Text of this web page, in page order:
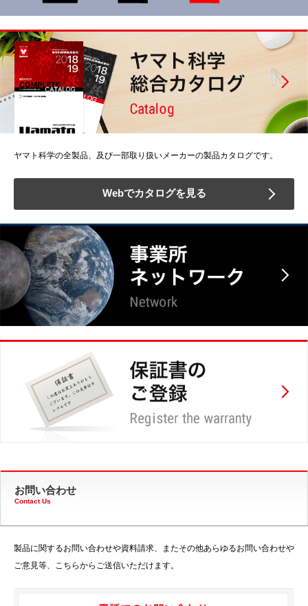
ヤマト科学の全製品、及び一部取り扱いメーカーの製品カタログです。
Webでカタログを見る
お問い合わせ
Contact Us
製品に関するお問い合わせや資料請求、またその他あらゆるお問い合わせや
ご意見等、こちらからご送信いただけます。